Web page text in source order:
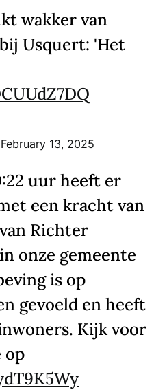
wakker van
Usquert: 'Het
February 13, 2025
uur heeft er
een kracht van
Richter
onze gemeente
is op
gevoeld en heeft
Kijk voor
op